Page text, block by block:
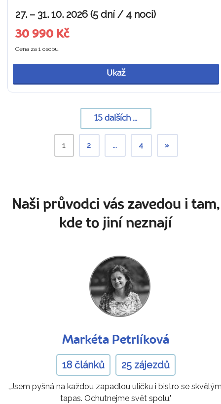
27. – 31. 10. 2026 (5 dní / 4 noci)
30 990 Kč
Cena za 1 osobu
Ukaž
15 dalších ...
1 2 ... 4 »
Naši průvodci vás zavedou i tam,
kde to jiní neznají
Markéta Petrlíková
18 článků 25 zájezdů
„Jsem pyšná na každou zapadlou uličku i bistro se
tapas. Ochutnejme svět spolu."